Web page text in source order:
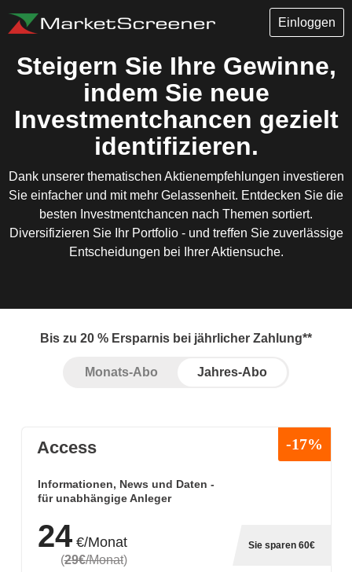
Einloggen
Steigern Sie Ihre Gewinne,
indem Sie neue
Investmentchancen gezielt
identifizieren.
Dank unserer thematischen Aktienempfehlungen investieren
Sie einfacher und mit mehr Gelassenheit. Entdecken Sie die
besten Investmentchancen nach Themen sortiert.
Diversifizieren Sie Ihr Portfolio - und treffen Sie zuverlässige
Entscheidungen bei Ihrer Aktiensuche.
Bis zu 20 % Ersparnis bei jährlicher Zahlung**
Monats-Abo Jahres-Abo
Access -17%
Informationen, News und Daten -
für unabhängige Anleger
24€/Monat
(29€/Monat)
Sie sparen 60€